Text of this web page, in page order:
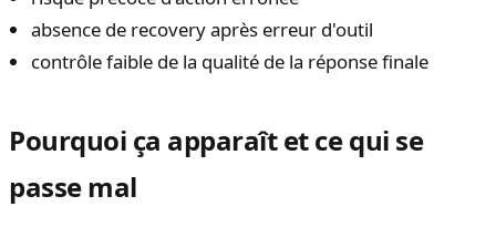
absence de recovery après erreur d'outil
contrôle faible de la qualité de la réponse finale
Pourquoi ça apparaît et ce qui se
passe mal